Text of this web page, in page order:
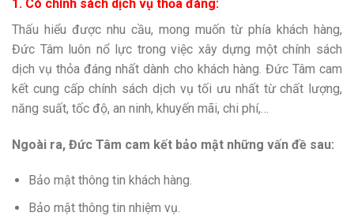
1. Có chính sách dịch vụ thỏa đáng:
Thấu hiểu được nhu cầu, mong muốn từ phía khách hàng,
Đức Tâm luôn nổ lực trong việc xây dựng một chính sách
dịch vụ thỏa đáng nhất dành cho khách hàng. Đức Tâm cam
kết cung cấp chính sách dịch vụ tối ưu nhất từ chất lượng,
năng suất, tốc độ, an ninh, khuyến mãi, chi phí,…
Ngoài ra, Đức Tâm cam kết bảo mật những vấn đề sau:
Bảo mật thông tin khách hàng.
Bảo mật thông tin nhiệm vụ.